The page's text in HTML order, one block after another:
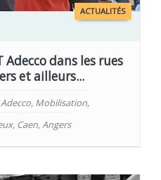
ACTUALITÉS
Adecco dans les rues
et ailleurs...
Adecco, Mobilisation,
, Caen,Angers